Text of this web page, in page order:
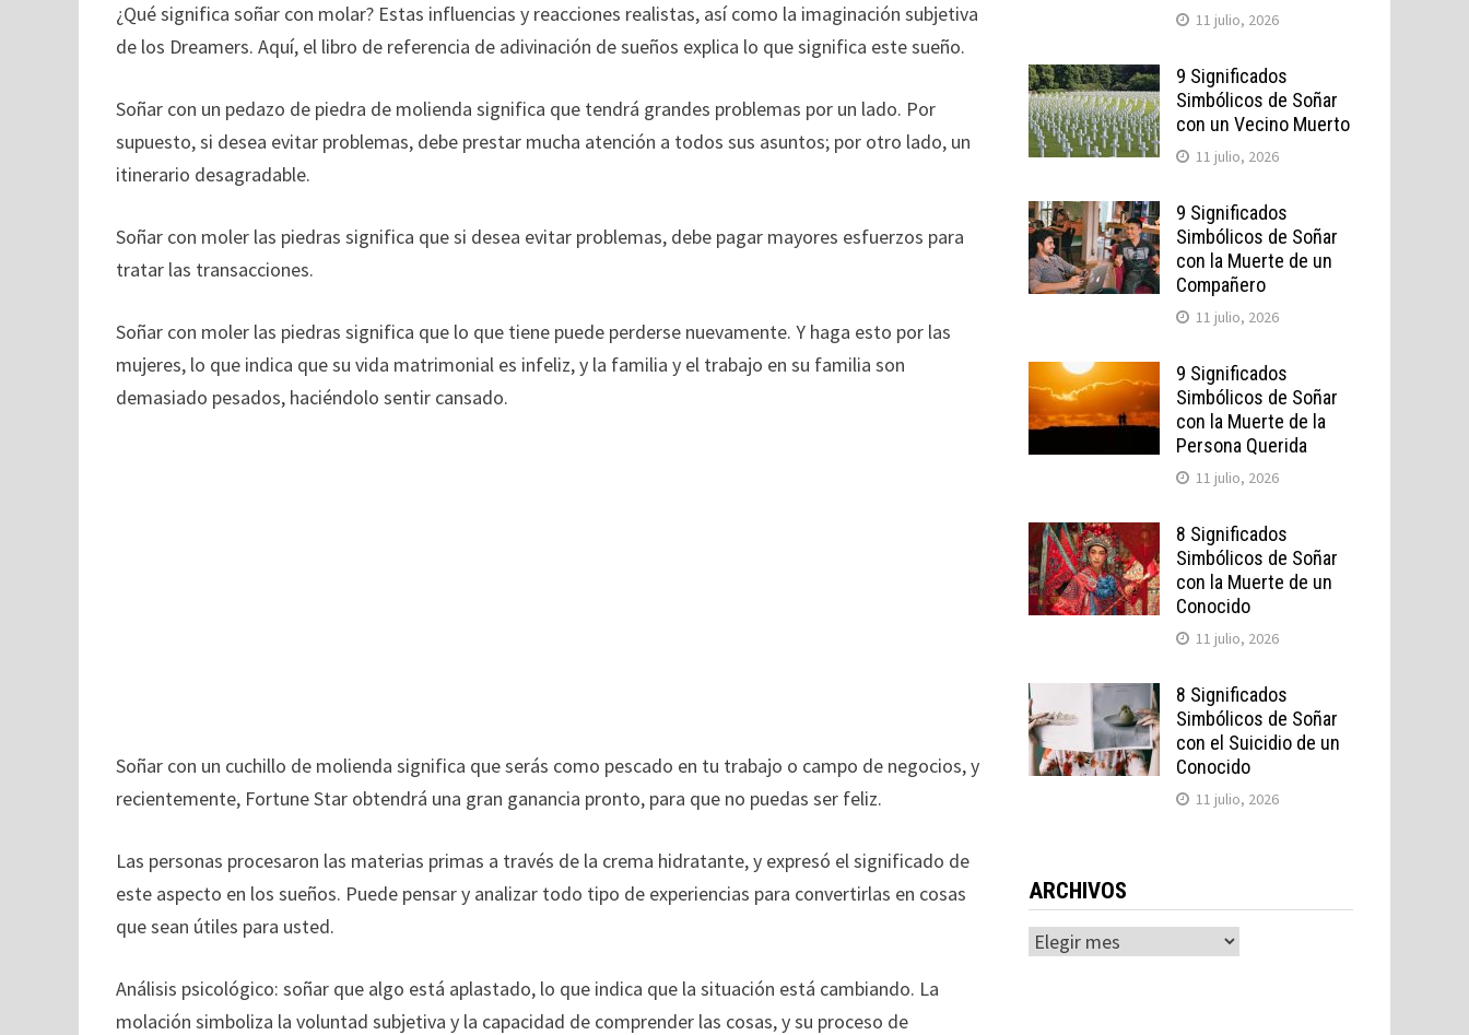
¿Qué significa soñar con molar? Estas influencias y reacciones realistas, así como la imaginación subjetiva
de los Dreamers. Aquí, el libro de referencia de adivinación de sueños explica lo que significa este sueño.
Soñar con un pedazo de piedra de molienda significa que tendrá grandes problemas por un lado. Por
supuesto, si desea evitar problemas, debe prestar mucha atención a todos sus asuntos; por otro lado, un
itinerario desagradable.
Soñar con moler las piedras significa que si desea evitar problemas, debe pagar mayores esfuerzos para
tratar las transacciones.
Soñar con moler las piedras significa que lo que tiene puede perderse nuevamente. Y haga esto por las
mujeres, lo que indica que su vida matrimonial es infeliz, y la familia y el trabajo en su familia son
demasiado pesados, haciéndolo sentir cansado.
Soñar con un cuchillo de molienda significa que serás como pescado en tu trabajo o campo de negocios, y
recientemente, Fortune Star obtendrá una gran ganancia pronto, para que no puedas ser feliz.
Las personas procesaron las materias primas a través de la crema hidratante, y expresó el significado de
este aspecto en los sueños. Puede pensar y analizar todo tipo de experiencias para convertirlas en cosas
que sean útiles para usted.
Análisis psicológico: soñar que algo está aplastado, lo que indica que la situación está cambiando. La
molación simboliza la voluntad subjetiva y la capacidad de comprender las cosas, y su proceso de
11 julio, 2026
9 Significados
Simbólicos de Soñar
con un Vecino Muerto
11 julio, 2026
9 Significados
Simbólicos de Soñar
con la Muerte de un
Compañero
11 julio, 2026
9 Significados
Simbólicos de Soñar
con la Muerte de la
Persona Querida
11 julio, 2026
8 Significados
Simbólicos de Soñar
con la Muerte de un
Conocido
11 julio, 2026
8 Significados
Simbólicos de Soñar
con el Suicidio de un
Conocido
11 julio, 2026
ARCHIVOS
Archivos